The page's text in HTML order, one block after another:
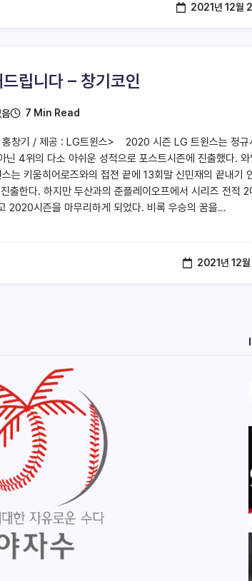
2021년 12월
립니다 – 창기코인
음 7 Min Read
홍창기 / 제공 : LG트윈스> 2020 시즌 LG 트윈스는 정규
닌 4위의 다소 아쉬운 성적으로 포스트시즌에 진출했다. 와
는 키움히어로즈와의 접전 끝에 13회말 신민재의 끝내기
출한다. 하지만 두산과의 준플레이오프에서 시리즈 전적 2
2020시즌을 마무리하게 되었다. 비록 우승의 꿈을…
2021년 12월